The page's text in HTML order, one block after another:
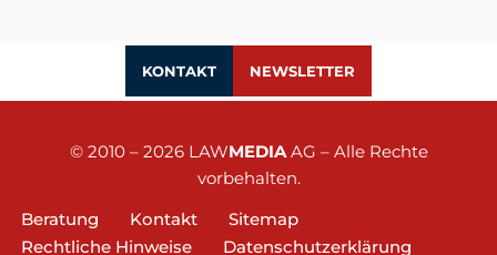
KONTAKT NEWSLETTER
© 2010 – 2026 LAWMEDIAAG – Alle Rechte
vorbehalten.
Beratung
Kontakt
Sitemap
Rechtliche Hinweise
Datenschutzerklärung